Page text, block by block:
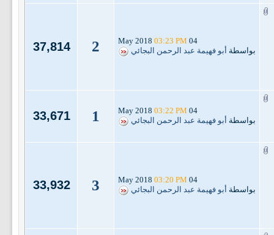
04 May 2018
03:23 PM
بواسطة أبو فهيمة عبد الرحمن البجائي 2
37,814
04 May 2018
03:22 PM
بواسطة أبو فهيمة عبد الرحمن البجائي 1
33,671
04 May 2018
03:20 PM
بواسطة أبو فهيمة عبد الرحمن البجائي 3
33,932